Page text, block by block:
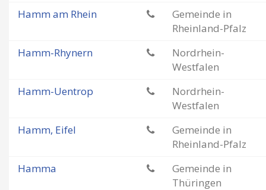
Hamm am Rhein
Gemeinde in
Rheinland-Pfalz
Hamm-Rhynern
Nordrhein-
Westfalen
Hamm-Uentrop
Nordrhein-
Westfalen
Hamm, Eifel
Gemeinde in
Rheinland-Pfalz
Hamma
Gemeinde in
Thüringen